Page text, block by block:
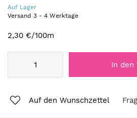
Auf Lager
Versand 3 - 4 Werktage
2,30 €/100m
In den
Auf den Wunschzettel